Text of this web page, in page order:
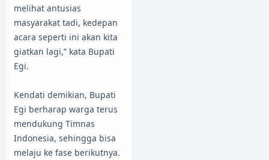
melihat antusias
masyarakat tadi, kedepan
acara seperti ini akan kita
giatkan lagi,” kata Bupati
Egi.
Kendati demikian, Bupati
Egi berharap warga terus
mendukung Timnas
Indonesia, sehingga bisa
melaju ke fase berikutnya.